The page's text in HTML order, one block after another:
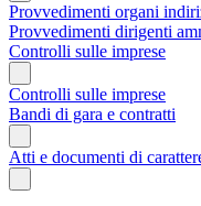
Provvedimenti organi
Provvedimenti dirigenti
Controlli sulle imprese
Controlli sulle imprese
Bandi di gara e contratti
Atti e documenti di